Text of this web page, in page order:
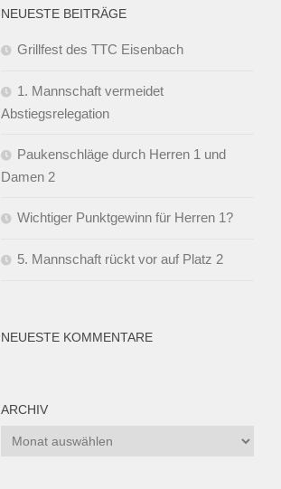
NEUESTE BEITRÄGE
Grillfest des TTC Eisenbach
1. Mannschaft vermeidet
Abstiegsrelegation
Paukenschläge durch Herren 1 und
Damen 2
Wichtiger Punktgewinn für Herren 1?
5. Mannschaft rückt vor auf Platz 2
NEUESTE KOMMENTARE
ARCHIV
Archiv